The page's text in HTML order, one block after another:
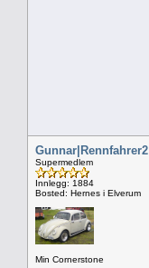
Gunnar|Rennfahrer2
Supermedlem
Innlegg: 1884
Bosted: Hernes i Elverum
Min Cornerstone